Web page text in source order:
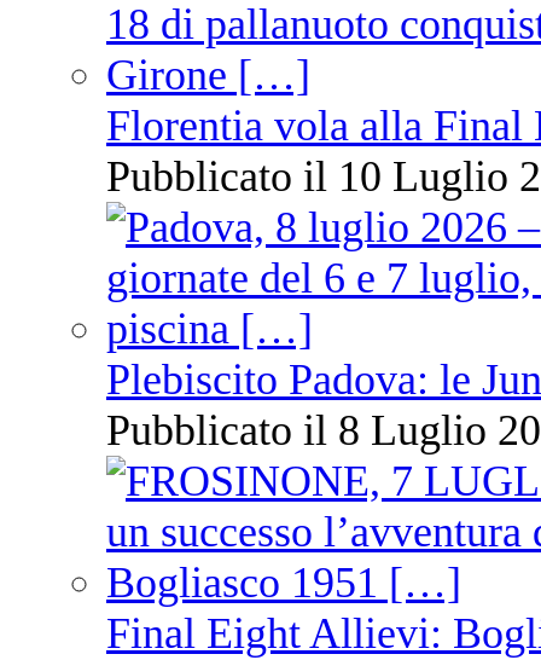
Florentia vola alla Final
Pubblicato il 10 Luglio
Plebiscito Padova: le
Pubblicato il 8 Luglio
Final Eight Allievi: